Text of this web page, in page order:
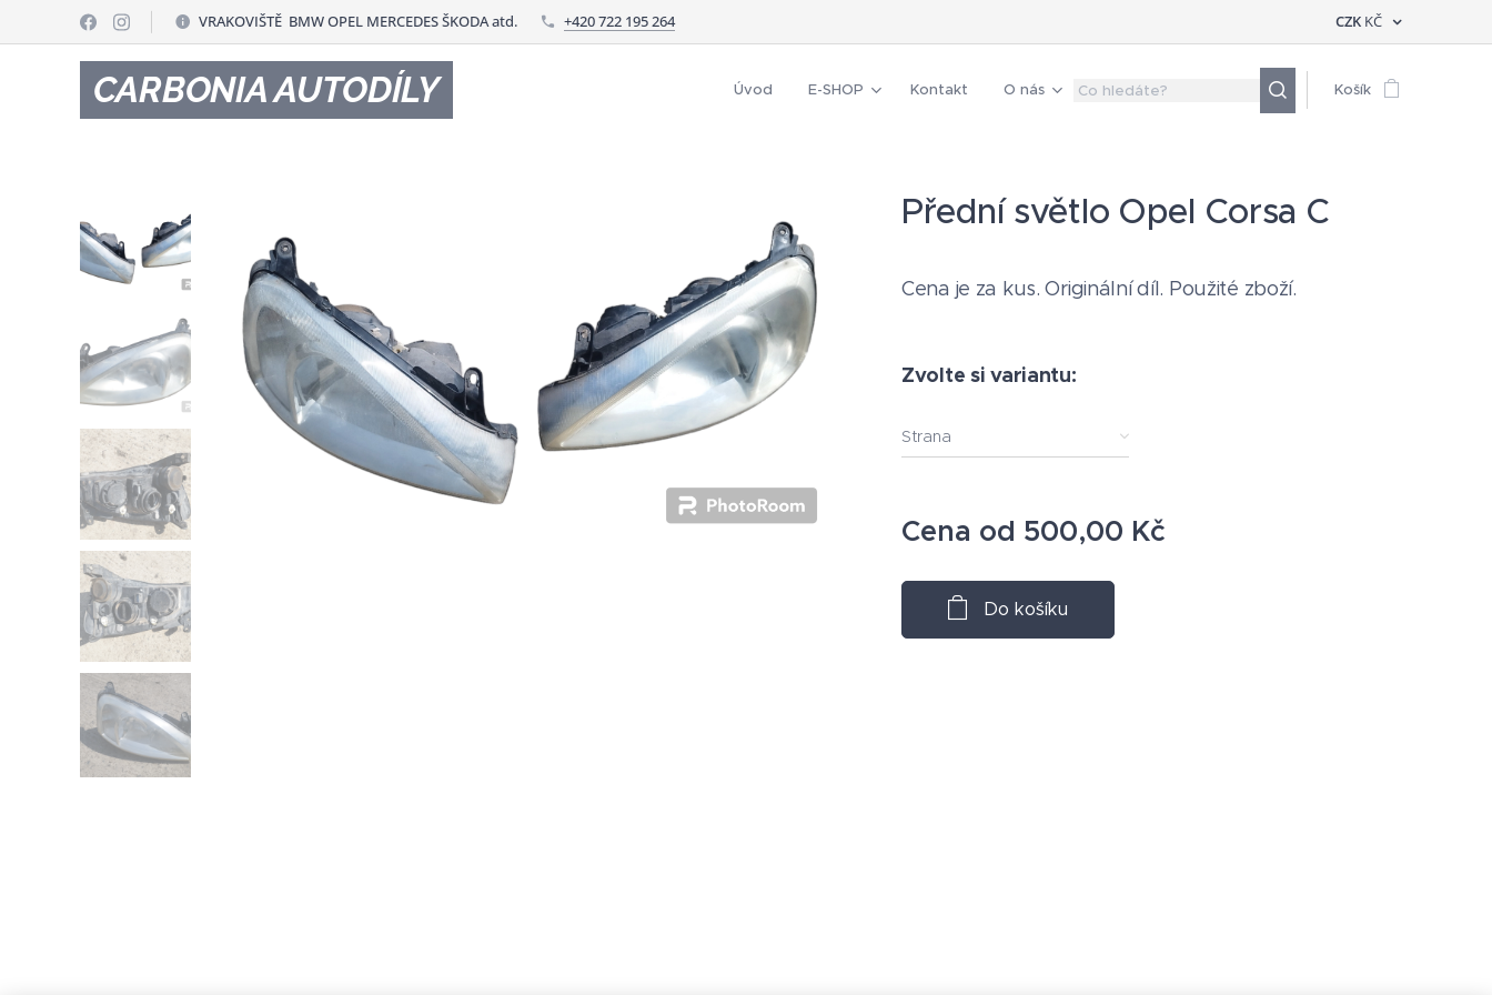
VRAKOVIŠTĚ BMW OPEL MERCEDES ŠKODA atd. +420 722 195 264 CZK KČ
CARBONIA AUTODÍLY Úvod E-SHOP Kontakt O nás Košík
Přední světlo Opel Corsa C
Cena je za kus. Originální díl. Použité zboží.
Zvolte si variantu:
Strana
Cena od 500,00 Kč
Do košíku